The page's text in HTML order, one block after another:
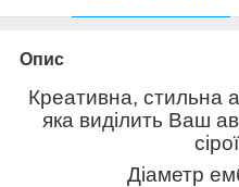
Опис
Креативна, стильна
яка виділить Ваш
Діаметр